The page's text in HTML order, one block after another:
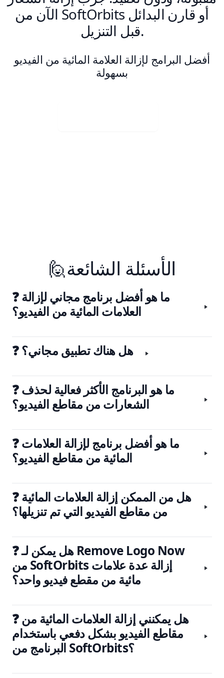
الآن من SoftOrbits أو قارن البدائل
قبل التنزيل.
أفضل البرامج لإزالة العلامة المائية من الفيديو
بسهولة
🙋الأسئلة الشائعة
❓ ما هو أفضل برنامج مجاني لإزالة
العلامات المائية من الفيديو؟
❓ هل هناك تطبيق مجاني؟
❓ ما هو البرنامج الأكثر فعالية لحذف
الشعارات من مقاطع الفيديو؟
❓ ما هو أفضل برنامج لإزالة العلامات
المائية من مقاطع الفيديو؟
❓ هل من الممكن إزالة العلامات المائية
من مقاطع الفيديو التي تم تنزيلها؟
❓ هل يمكن لـ Remove Logo Now
من SoftOrbits إزالة عدة علامات
مائية من مقطع فيديو واحد؟
❓ هل يمكنني إزالة العلامات المائية من
مقاطع الفيديو بشكل دفعي باستخدام
البرنامج من SoftOrbits؟